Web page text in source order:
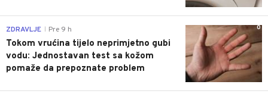
0
ZDRAVLJE Pre 9 h
Tokom vrućina tijelo neprimjetno gubi
vodu: Jednostavan test sa kožom
pomaže da prepoznate problem